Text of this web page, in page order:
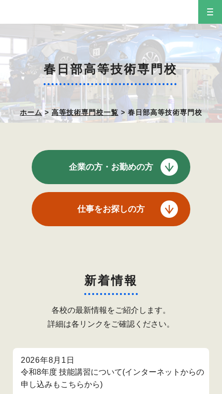
春日部高等技術専門校
ホーム> 高等技術専門校一覧 > 春日部高等技術専門校
企業の方・お勤めの方
仕事をお探しの方
新着情報
各校の最新情報をご紹介します。
詳細は各リンクをご確認ください。
2026年8月1日
令和8年度 技能講習について(インターネットからの
申し込みもこちらから)